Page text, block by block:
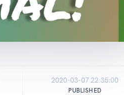
2020-03-07 22:35:00
PUBLISHED